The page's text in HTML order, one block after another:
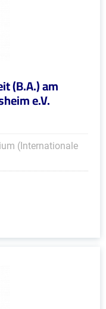
(B.A.) am
e.V.
(Internationale